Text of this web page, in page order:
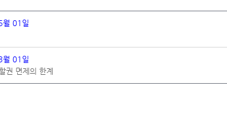
월 01일
월 01일
권 면제의 한계